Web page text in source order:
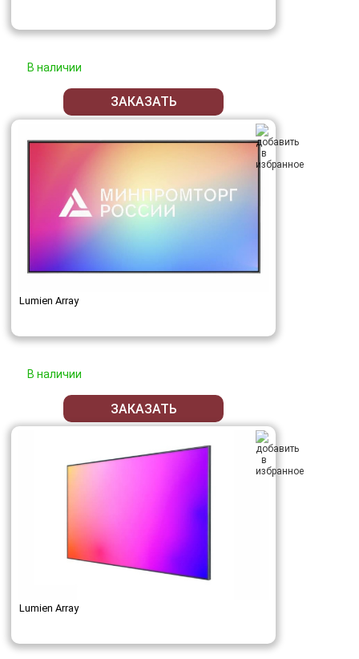
В наличии
ЗАКАЗАТЬ
Lumien Array
В наличии
ЗАКАЗАТЬ
Lumien Array